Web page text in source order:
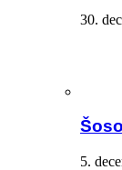
30.
5.